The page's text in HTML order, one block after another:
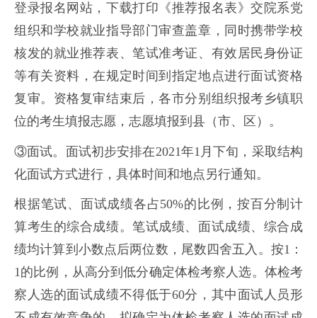
登录报名网站，下载打印《推荐报名表》交院系党
组织和学校就业指导部门审查盖章，同时携带学校
核发的就业推荐表、笔试准考证、有效居民身份证
等有关资料，在规定时间到指定地点进行面试资格
复审。资格复审结束后，各市分别组织报考乡镇职
位的考生填报志愿，志愿填报到县（市、区）。
③面试。面试初步安排在2021年1月下旬，采取结构
化面试方式进行，具体时间和地点另行通知。
根据笔试、面试成绩各占50%的比例，按百分制计
算考生的综合成绩。笔试成绩、面试成绩、综合成
绩均计算到小数点后两位数，尾数四舍五入。按1：
1的比例，从高分到低分确定体检考察人选。体检考
察人选的面试成绩不得低于60分，其中面试人员形